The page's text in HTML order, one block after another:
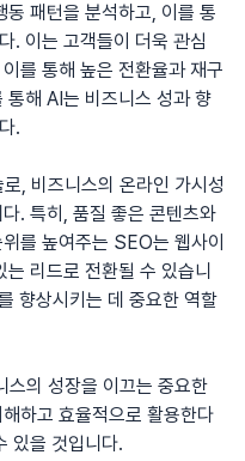
패턴을 분석하고, 이를 통
. 이는 고객들이 더욱 관심
를 통해 높은 전환율과 재구
통해 AI는 비즈니스 성과 향
.
, 비즈니스의 온라인 가시성
. 특히, 품질 좋은 콘텐츠와
를 높여주는 SEO는 웹사이
리드로 전환될 수 있습니
향상시키는 데 중요한 역할
의 성장을 이끄는 중요한
하고 효율적으로 활용한다
있을 것입니다.